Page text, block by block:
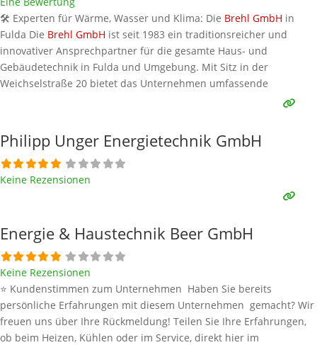
🛠️ Experten für Wärme, Wasser und Klima: Die Brehl GmbH in
Fulda Die Brehl GmbH ist seit 1983 ein traditionsreicher und
innovativer Ansprechpartner für die gesamte Haus- und
Gebäudetechnik in Fulda und Umgebung. Mit Sitz in der
Weichselstraße 20 bietet das Unternehmen umfassende
Leistungen in den Bereichen Heizung, Sanitär, Klima, Elektro und
Installation
Philipp Unger Energietechnik GmbH
Keine Rezensionen
Energie & Haustechnik Beer GmbH
Keine Rezensionen
⭐ Kundenstimmen zum Unternehmen Haben Sie bereits
persönliche Erfahrungen mit diesem Unternehmen gemacht? Wir
freuen uns über Ihre Rückmeldung! Teilen Sie Ihre Erfahrungen,
ob beim Heizen, Kühlen oder im Service, direkt hier im